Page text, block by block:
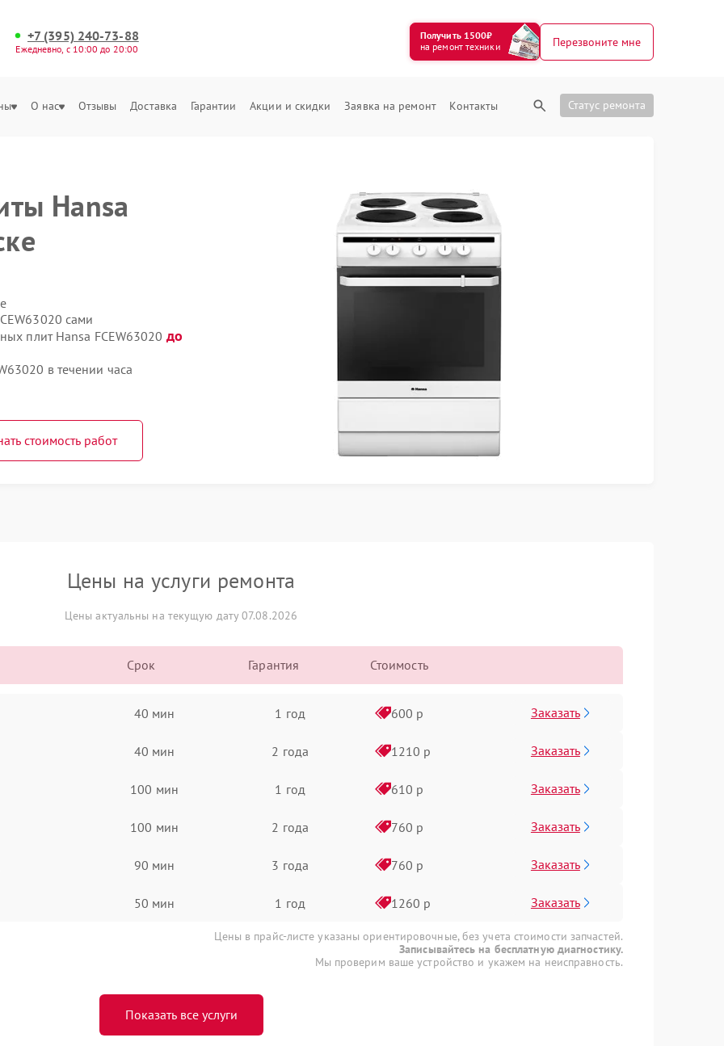
+7 (395) 240-73-88
Ежедневно, с 10:00 до 20:00
Получить 1500₽
на ремонт техники
Перезвоните мне
О нас Отзывы Доставка Гарантии Акции и скидки Заявка на ремонт Контакты Статус ремонта
Hansa
сами
плит Hansa FCEW63020 до
в течении часа
стоимость работ
Цены на услуги ремонта
Цены актуальны на текущую дату 07.08.2026
Срок Гарантия Стоимость
40 мин 1 год 600 р Заказать
40 мин 2 года 1210 р Заказать
100 мин 1 год 610 р Заказать
100 мин 2 года 760 р Заказать
90 мин 3 года 760 р Заказать
50 мин 1 год 1260 р Заказать
Цены в прайс-листе указаны ориентировочные, без учета стоимости запчастей.
Записывайтесь на бесплатную диагностику.
Мы проверим ваше устройство и укажем на неисправность.
Показать все услуги